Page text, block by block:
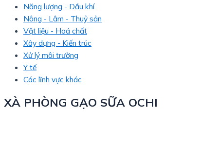
Năng lượng - Dầu khí
Nông - Lâm - Thuỷ sản
Vật liệu - Hoá chất
Xây dựng - Kiến trúc
Xử lý môi trường
Y tế
Các lĩnh vực khác
XÀ PHÒNG GẠO SỮA OCHI